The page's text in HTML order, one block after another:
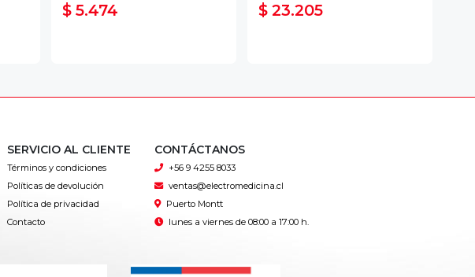
$ 5.474 $ 23.205
SERVICIO AL CLIENTE
Términos y condiciones
Políticas de devolución
Política de privacidad
Contacto
CONTÁCTANOS
+56 9 4255 8033
ventas@electromedicina.cl
Puerto Montt
lunes a viernes de 08:00 a 17:00 h.